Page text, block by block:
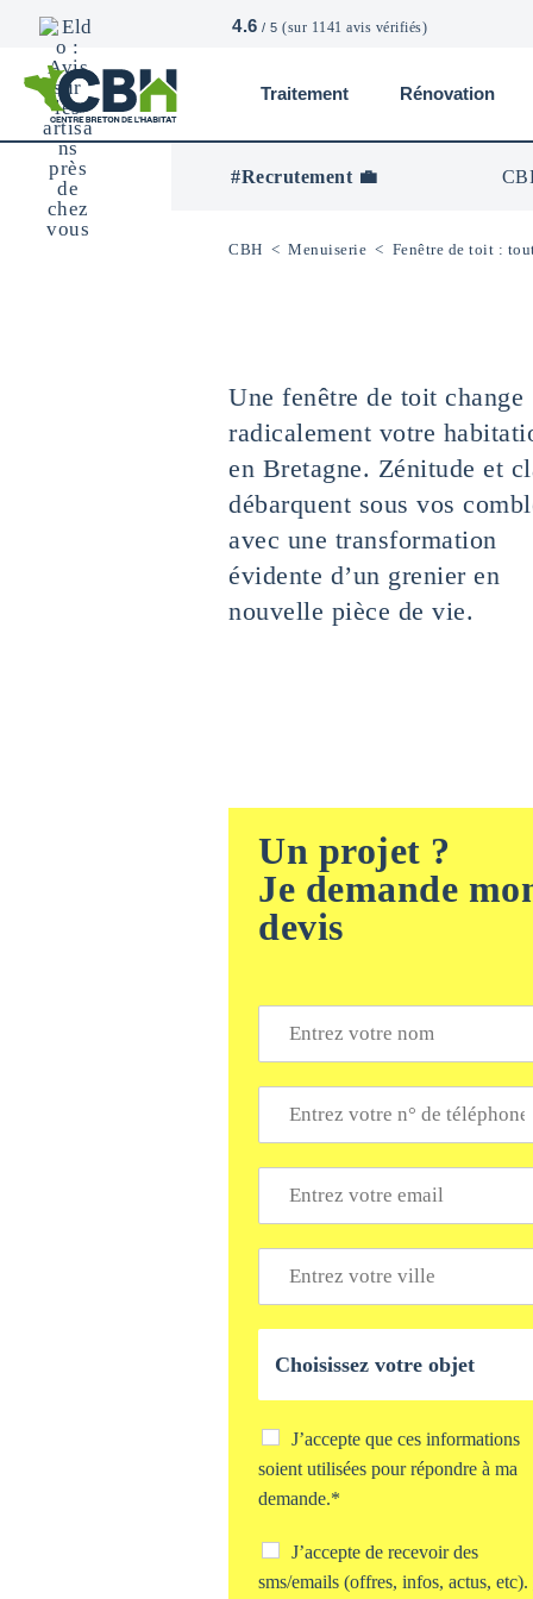
4.6 / 5 (sur 1141 avis vérifiés)
CBH
Centre
Breton
L’Habitat
Traitement Rénovation
#Recrutement 💼
CBH < Menuiserie < Fenêtre de toit :
Une fenêtre de toit change
radicalement votre
en Bretagne. Zénitude et
débarquent sous vos
avec une transformation
évidente d’un grenier en
nouvelle pièce de vie.
Un projet ?
Je demande
devis
m
*
l
é
*
a
i
l
l
t
e
v
r
C
e
c
b
o
J’accepte que ces informations
soient utilisées pour répondre à ma
demande.*
C
e
J’accepte de recevoir des
sms/emails (offres, infos, actus, etc).